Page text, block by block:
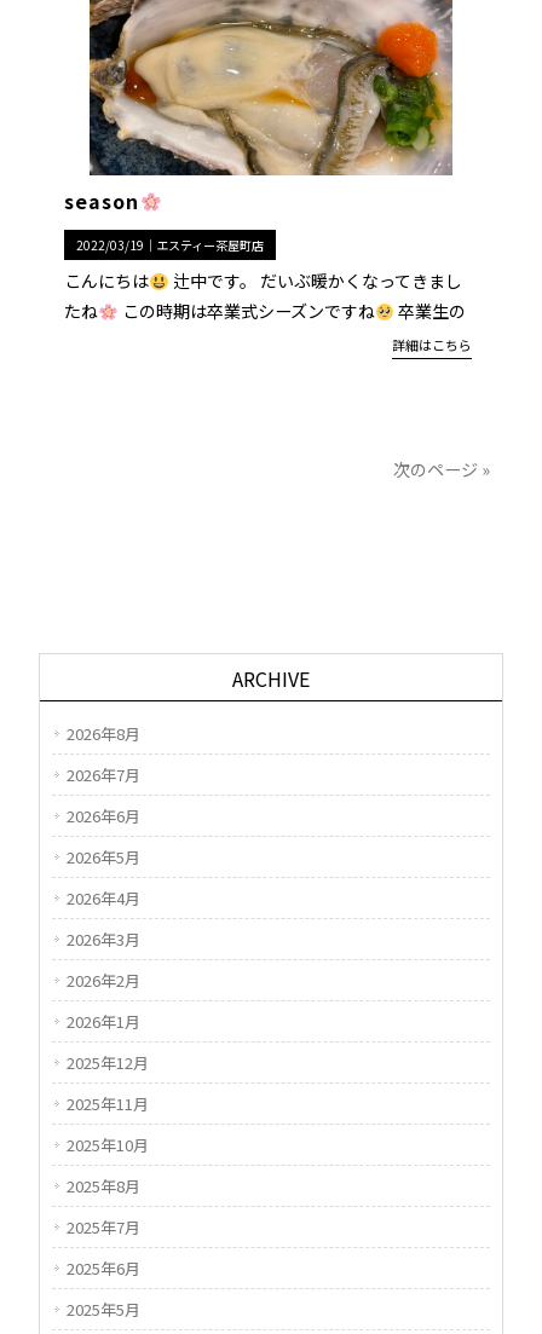
season
2022/03/19｜ エスティー茶屋町店
こんにちは
辻中です。 だいぶ暖かくなってきまし
たね
この時期は卒業式シーズンですね 卒業生の
詳細はこちら
次のページ »
ARCHIVE
2026年8月
2026年7月
2026年6月
2026年5月
2026年4月
2026年3月
2026年2月
2026年1月
2025年12月
2025年11月
2025年10月
2025年8月
2025年7月
2025年6月
2025年5月